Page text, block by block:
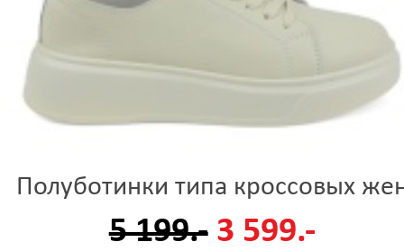
Полуботинки типа кроссовых
5 199.- 3 599.-